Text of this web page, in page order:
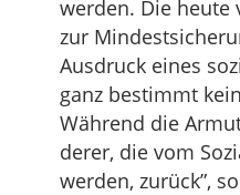
werden. Die heute
zur
Ausdruck eines
ganz bestimmt
Während die
derer, die vom
werden, zurück”,